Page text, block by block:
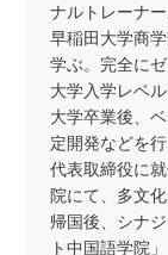
ナルトレーナー
早稲田大学商
学ぶ。完全に
大学入学レベ
大学卒業後、
定開発などを
代表取締役に
院にて、多文
帰国後、シナ
ト中国語学院